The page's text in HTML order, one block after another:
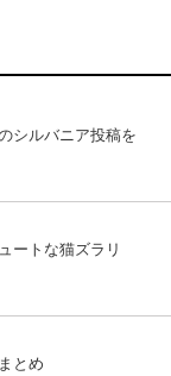
シルバニア投稿を
ートな猫ズラリ
とめ